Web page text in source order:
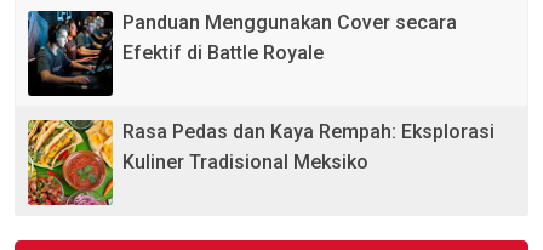
Panduan Menggunakan Cover secara
Efektif di Battle Royale
Rasa Pedas dan Kaya Rempah: Eksplorasi
Kuliner Tradisional Meksiko